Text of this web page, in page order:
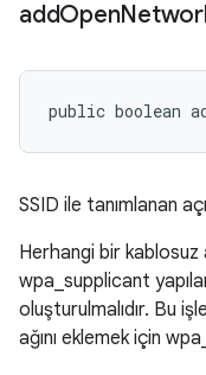
addOpen
public boolean
SSID ile tanımlanan
Herhangi bir kablosuz
wpa_supplicant
oluşturulmalıdır. Bu
ağını eklemek için